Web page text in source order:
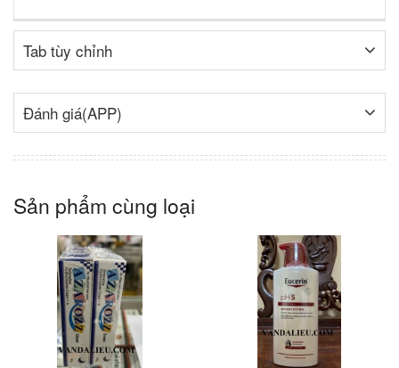
Tab tùy chỉnh
Đánh giá(APP)
Sản phẩm cùng loại